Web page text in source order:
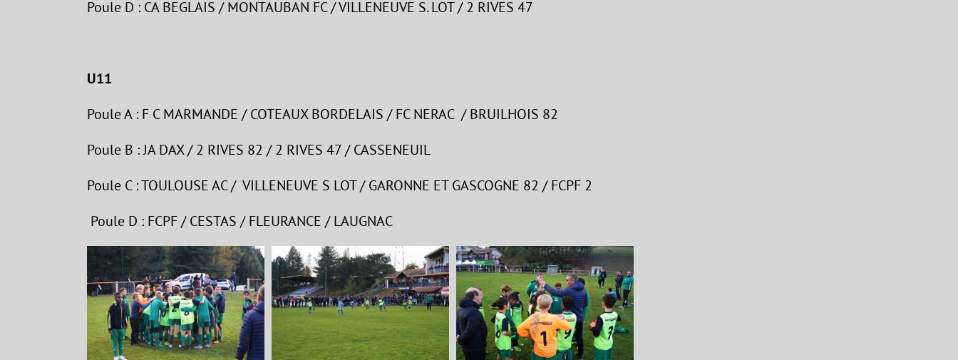
Poule D : CA BEGLAIS / MONTAUBAN FC / VILLENEUVE S. LOT / 2 RIVES 47
U11
Poule A : F C MARMANDE / COTEAUX BORDELAIS / FC NERAC / BRUILHOIS 82
Poule B : JA DAX / 2 RIVES 82 / 2 RIVES 47 / CASSENEUIL
Poule C : TOULOUSE AC / VILLENEUVE S LOT / GARONNE ET GASCOGNE 82 / FCPF 2
Poule D : FCPF / CESTAS / FLEURANCE / LAUGNAC